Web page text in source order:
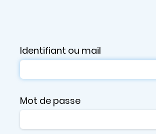
Identifiant ou mail
Mot de passe